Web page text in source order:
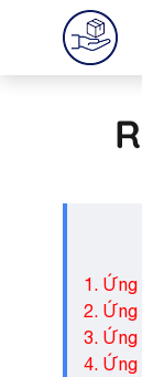
1. Ứng
2. Ứng
3. Ứng
4. Ứng